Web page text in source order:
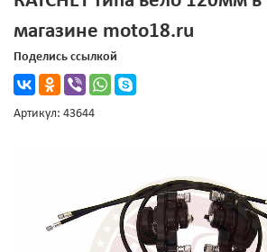
магазине moto18.ru
Поделись ссылкой
Артикул: 43644